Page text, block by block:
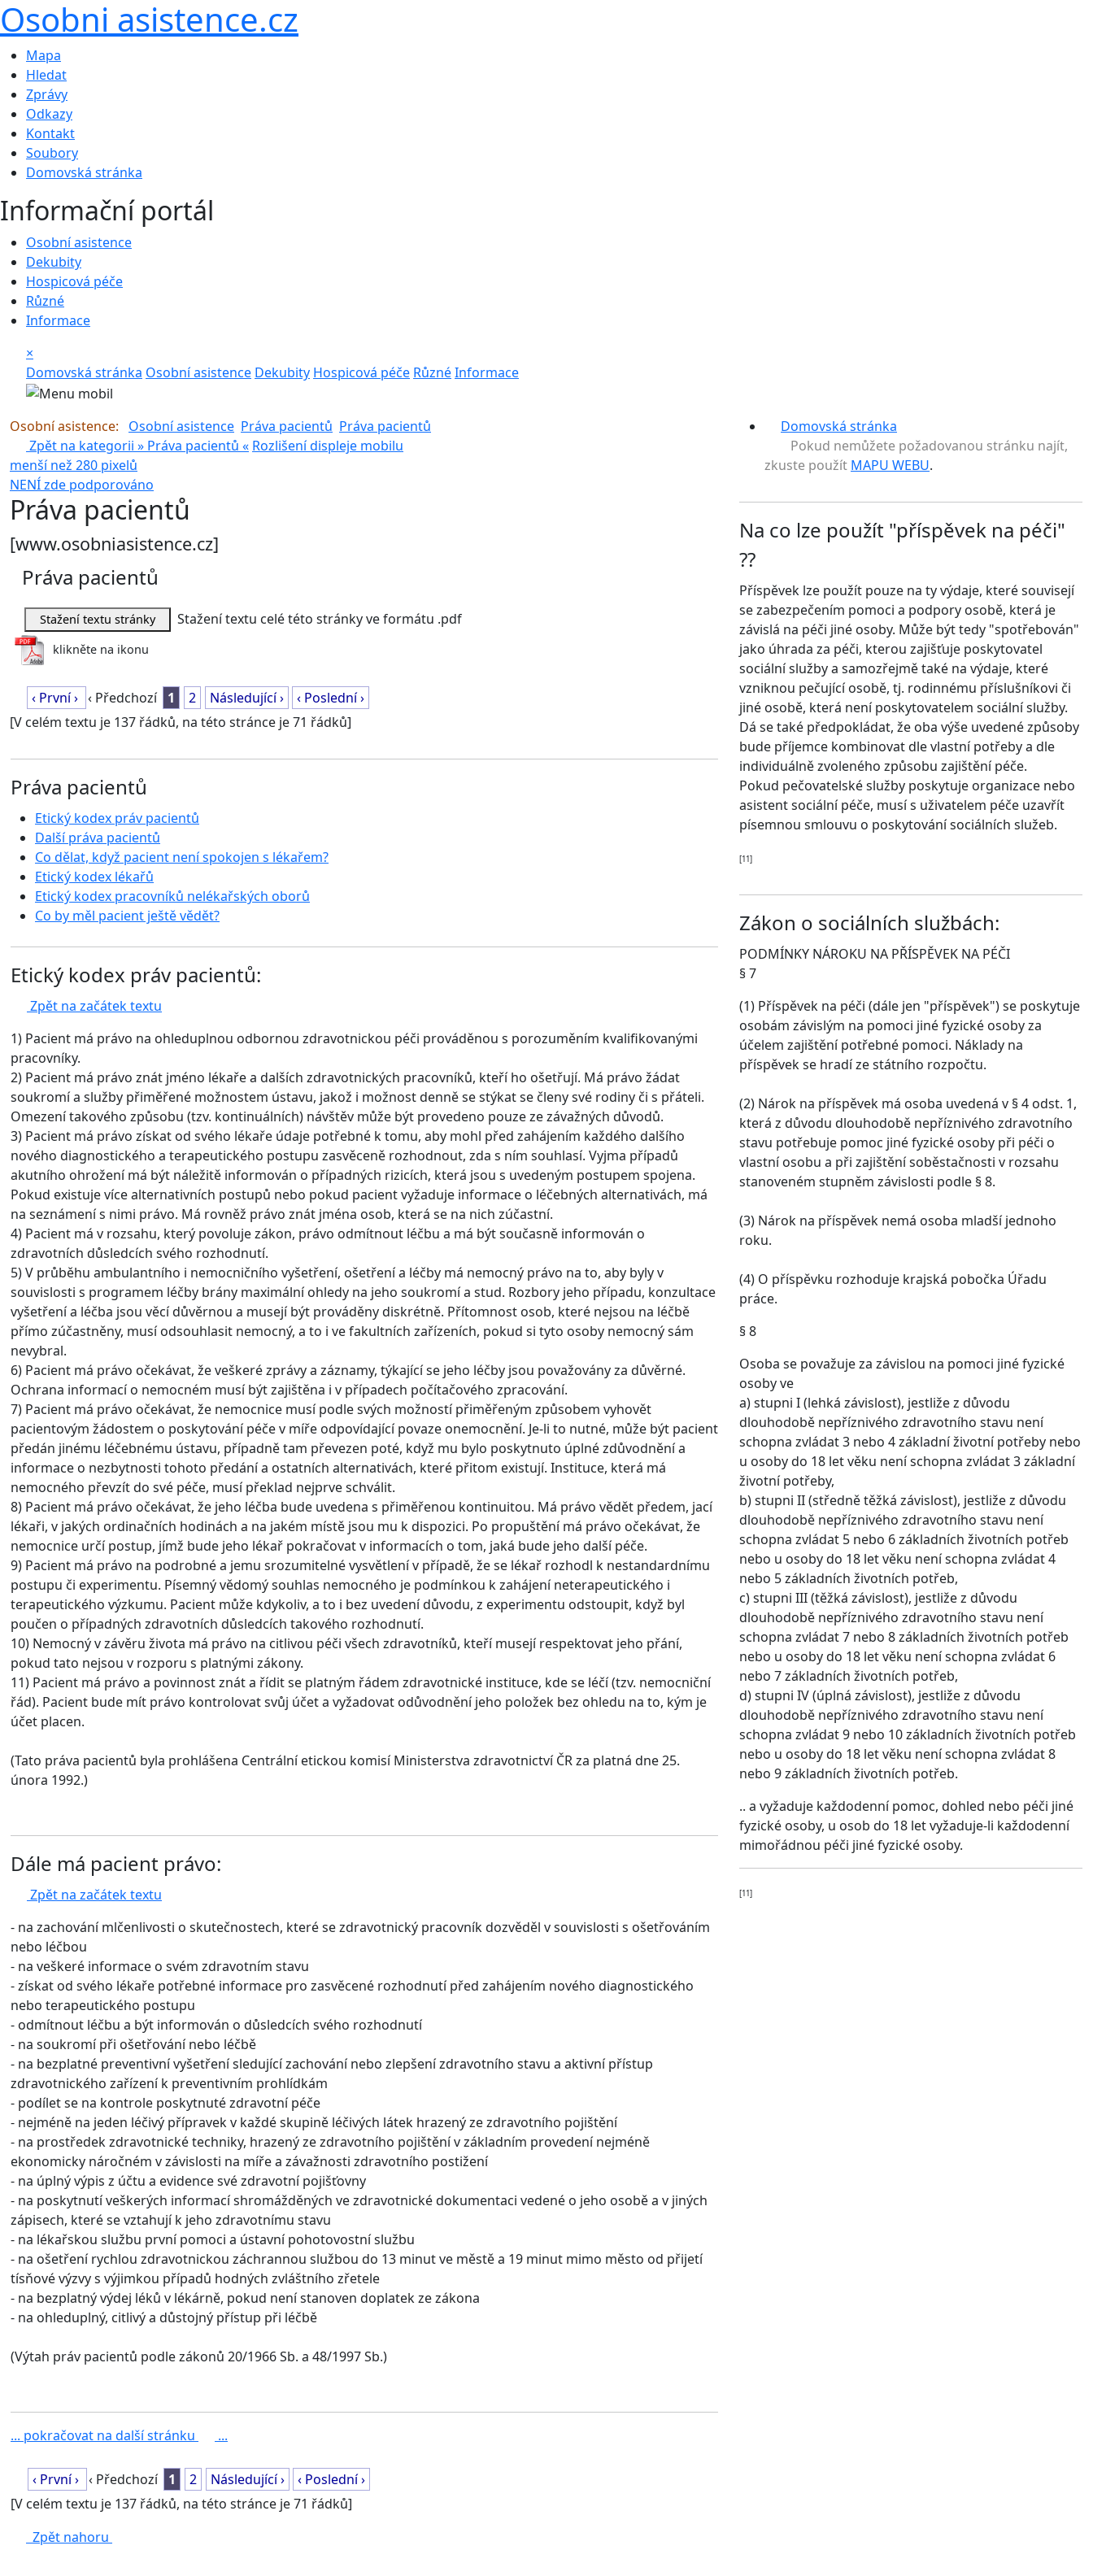
Osobni asistence.cz
Mapa
Hledat
Zprávy
Odkazy
Kontakt
Soubory
Domovská stránka
Informační portál
Osobní asistence
Dekubity
Hospicová péče
Různé
Informace
×
Domovská stránka Osobní asistence Dekubity Hospicová péče RůznéInformace
Osobní asistence: Osobní asistence Práva pacientů Práva pacientů
Zpět na kategorii » Práva pacientů « Rozlišení displeje mobilu
menší než 280 pixelů
NENÍ zde podporováno
Práva pacientů
[www.osobniasistence.cz]
Práva pacientů
Stažení textu celé této stránky ve formátu .pdf
klikněte na ikonu
‹ První › ‹ Předchozí 1 2 Následující ›
‹ Poslední ›
[V celém textu je 137 řádků, na této stránce je 71 řádků]
Práva pacientů
Etický kodex práv pacientů
Další práva pacientů
Co dělat, když pacient není spokojen s lékařem?
Etický kodex lékařů
Etický kodex pracovníků nelékařských oborů
Co by měl pacient ještě vědět?
Etický kodex práv pacientů:
Zpět na začátek textu
1) Pacient má právo na ohleduplnou odbornou zdravotnickou péči prováděnou s porozuměním kvalifikovanými
pracovníky.
2) Pacient má právo znát jméno lékaře a dalších zdravotnických pracovníků, kteří ho ošetřují. Má právo žádat
soukromí a služby přiměřené možnostem ústavu, jakož i možnost denně se stýkat se členy své rodiny či s přáteli.
Omezení takového způsobu (tzv. kontinuálních) návštěv může být provedeno pouze ze závažných důvodů.
3) Pacient má právo získat od svého lékaře údaje potřebné k tomu, aby mohl před zahájením každého dalšího
nového diagnostického a terapeutického postupu zasvěceně rozhodnout, zda s ním souhlasí. Vyjma případů
akutního ohrožení má být náležitě informován o případných rizicích, která jsou s uvedeným postupem spojena.
Pokud existuje více alternativních postupů nebo pokud pacient vyžaduje informace o léčebných alternativách, má
na seznámení s nimi právo. Má rovněž právo znát jména osob, která se na nich zúčastní.
4) Pacient má v rozsahu, který povoluje zákon, právo odmítnout léčbu a má být současně informován o
zdravotních důsledcích svého rozhodnutí.
5) V průběhu ambulantního i nemocničního vyšetření, ošetření a léčby má nemocný právo na to, aby byly v
souvislosti s programem léčby brány maximální ohledy na jeho soukromí a stud. Rozbory jeho případu, konzultace
vyšetření a léčba jsou věcí důvěrnou a musejí být prováděny diskrétně. Přítomnost osob, které nejsou na léčbě
přímo zúčastněny, musí odsouhlasit nemocný, a to i ve fakultních zařízeních, pokud si tyto osoby nemocný sám
nevybral.
6) Pacient má právo očekávat, že veškeré zprávy a záznamy, týkající se jeho léčby jsou považovány za důvěrné.
Ochrana informací o nemocném musí být zajištěna i v případech počítačového zpracování.
7) Pacient má právo očekávat, že nemocnice musí podle svých možností přiměřeným způsobem vyhovět
pacientovým žádostem o poskytování péče v míře odpovídající povaze onemocnění. Je-li to nutné, může být pacient
předán jinému léčebnému ústavu, případně tam převezen poté, když mu bylo poskytnuto úplné zdůvodnění a
informace o nezbytnosti tohoto předání a ostatních alternativách, které přitom existují. Instituce, která má
nemocného převzít do své péče, musí překlad nejprve schválit.
8) Pacient má právo očekávat, že jeho léčba bude uvedena s přiměřenou kontinuitou. Má právo vědět předem, jací
lékaři, v jakých ordinačních hodinách a na jakém místě jsou mu k dispozici. Po propuštění má právo očekávat, že
nemocnice určí postup, jímž bude jeho lékař pokračovat v informacích o tom, jaká bude jeho další péče.
9) Pacient má právo na podrobné a jemu srozumitelné vysvětlení v případě, že se lékař rozhodl k nestandardnímu
postupu či experimentu. Písemný vědomý souhlas nemocného je podmínkou k zahájení neterapeutického i
terapeutického výzkumu. Pacient může kdykoliv, a to i bez uvedení důvodu, z experimentu odstoupit, když byl
poučen o případných zdravotních důsledcích takového rozhodnutí.
10) Nemocný v závěru života má právo na citlivou péči všech zdravotníků, kteří musejí respektovat jeho přání,
pokud tato nejsou v rozporu s platnými zákony.
11) Pacient má právo a povinnost znát a řídit se platným řádem zdravotnické instituce, kde se léčí (tzv. nemocniční
řád). Pacient bude mít právo kontrolovat svůj účet a vyžadovat odůvodnění jeho položek bez ohledu na to, kým je
účet placen.
(Tato práva pacientů byla prohlášena Centrální etickou komisí Ministerstva zdravotnictví ČR za platná dne 25.
února 1992.)
Dále má pacient právo:
Zpět na začátek textu
- na zachování mlčenlivosti o skutečnostech, které se zdravotnický pracovník dozvěděl v souvislosti s ošetřováním
nebo léčbou
- na veškeré informace o svém zdravotním stavu
- získat od svého lékaře potřebné informace pro zasvěcené rozhodnutí před zahájením nového diagnostického
nebo terapeutického postupu
- odmítnout léčbu a být informován o důsledcích svého rozhodnutí
- na soukromí při ošetřování nebo léčbě
- na bezplatné preventivní vyšetření sledující zachování nebo zlepšení zdravotního stavu a aktivní přístup
zdravotnického zařízení k preventivním prohlídkám
- podílet se na kontrole poskytnuté zdravotní péče
- nejméně na jeden léčivý přípravek v každé skupině léčivých látek hrazený ze zdravotního pojištění
- na prostředek zdravotnické techniky, hrazený ze zdravotního pojištění v základním provedení nejméně
ekonomicky náročném v závislosti na míře a závažnosti zdravotního postižení
- na úplný výpis z účtu a evidence své zdravotní pojišťovny
- na poskytnutí veškerých informací shromážděných ve zdravotnické dokumentaci vedené o jeho osobě a v jiných
zápisech, které se vztahují k jeho zdravotnímu stavu
- na lékařskou službu první pomoci a ústavní pohotovostní službu
- na ošetření rychlou zdravotnickou záchrannou službou do 13 minut ve městě a 19 minut mimo město od přijetí
tísňové výzvy s výjimkou případů hodných zvláštního zřetele
- na bezplatný výdej léků v lékárně, pokud není stanoven doplatek ze zákona
- na ohleduplný, citlivý a důstojný přístup při léčbě
(Výtah práv pacientů podle zákonů 20/1966 Sb. a 48/1997 Sb.)
... pokračovat na další stránku ...
‹ První › ‹ Předchozí 1 2 Následující ›
‹ Poslední ›
[V celém textu je 137 řádků, na této stránce je 71 řádků]
Zpět nahoru
Domovská stránka
Pokud nemůžete požadovanou stránku najít,
zkuste použít MAPU WEBU.
Na co lze použít "příspěvek na péči"
??
Příspěvek lze použít pouze na ty výdaje, kterésouvisejí
se zabezpečením pomoci a podpory osobě, která je
závislá na péči jiné osoby. Může být tedy "spotřebován"
jako úhrada za péči, kterou zajišťuje poskytovatel
sociální služby a samozřejmě také na výdaje, které
vzniknou pečující osobě, tj. rodinnému příslušníkovi či
jiné osobě, která není poskytovatelem sociální služby.
Dá se také předpokládat, že oba výše uvedené způsoby
bude příjemce kombinovat dle vlastní potřeby a dle
individuálně zvoleného způsobu zajištění péče.
Pokud pečovatelské služby poskytuje organizace nebo
asistent sociální péče, musí s uživatelem péče uzavřít
písemnou smlouvu o poskytování sociálních služeb.
[11]
Zákon o sociálních službách:
PODMÍNKY NÁROKU NA PŘÍSPĚVEK NA PÉČI
§ 7
(1) Příspěvek na péči (dále jen "příspěvek")se poskytuje
osobám závislým na pomoci jiné fyzické osobyza
účelem zajištění potřebné pomoci. Náklady na
příspěvek se hradí ze státního rozpočtu.
(2) Nárok na příspěvek má osoba uvedená v § 4 odst. 1,
která z důvodu dlouhodobě nepříznivého zdravotního
stavu potřebuje pomoc jiné fyzické osoby při péči o
vlastní osobu a při zajištění soběstačnosti v rozsahu
stanoveném stupněm závislosti podle § 8.
(3) Nárok na příspěvek nemá osoba mladší jednoho
roku.
(4) O příspěvku rozhoduje krajská pobočka Úřadu
práce.
§ 8
Osoba se považuje za závislou na pomoci jiné fyzické
osobyve
a)stupni I (lehká závislost), jestliže z důvodu
dlouhodobě nepříznivého zdravotního stavu není
schopna zvládat 3 nebo 4 základní životní potřeby nebo
u osoby do 18 let věku není schopna zvládat 3 základní
životní potřeby,
b)stupni II (středně těžká závislost), jestliže z důvodu
dlouhodobě nepříznivého zdravotního stavu není
schopna zvládat 5 nebo 6 základních životních potřeb
nebo u osoby do 18 let věku není schopna zvládat 4
nebo 5 základních životních potřeb,
c)stupni III (těžká závislost), jestliže z důvodu
dlouhodobě nepříznivého zdravotního stavu není
schopna zvládat 7 nebo 8 základních životních potřeb
nebo u osoby do 18 let věku není schopna zvládat 6
nebo 7 základních životních potřeb,
d)stupni IV (úplná závislost), jestliže z důvodu
dlouhodobě nepříznivého zdravotního stavu není
schopna zvládat 9 nebo 10 základních životních potřeb
nebo u osoby do 18 let věku není schopna zvládat 8
nebo 9 základních životních potřeb.
.. a vyžaduje každodenní pomoc, dohled nebo péči jiné
fyzické osoby, u osob do 18 let vyžaduje-li každodenní
mimořádnou péči jiné fyzické osoby.
[11]